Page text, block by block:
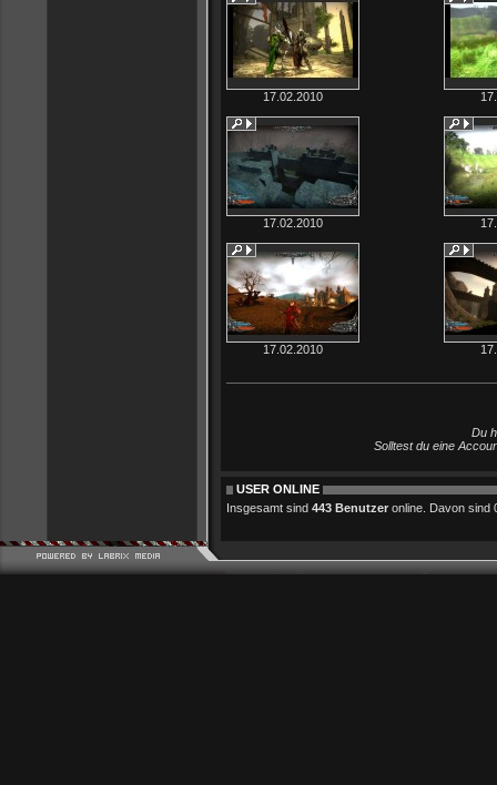
17.02.2010
17.02.2010
17.02.2010
Du
Solltest du eine
USER ONLINE
Insgesamt sind 443 Benutzer online. Davon sind